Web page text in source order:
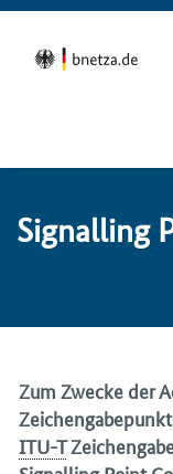
Si­gnal­ling
Zum Zwecke der
ITU-T